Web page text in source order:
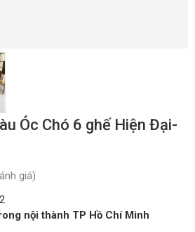
Óc Chó 6 ghế Hiện Đại-
giá)
nội thành TP Hồ Chí Minh